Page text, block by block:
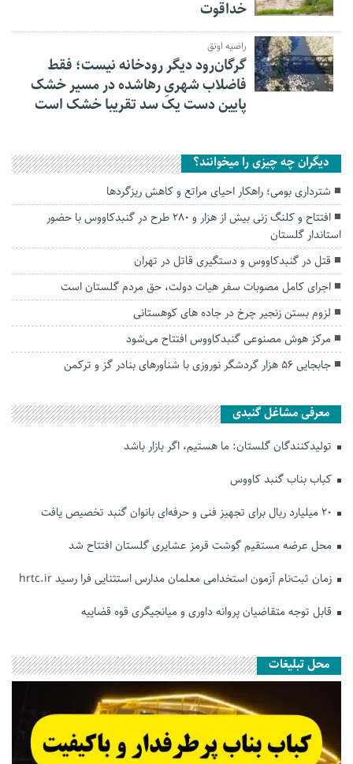
خداقوت
راضیه اونق
گرگان‌رود دیگر رودخانه نیست؛ فقط
فاضلاب شهریِ رهاشده در مسیر خشک
پایین دست یک سد تقریبا خشک است
دیگران چه چیزی را میخوانند؟
شترداری بومی؛ راهکار احیای مراتع و کاهش ریزگردها
افتتاح و کلنگ زنی بیش از هزار و ۲۸۰ طرح در گنبدکاووس با حضور
استاندار گلستان
قتل در گنبدکاووس و دستگیری قاتل در تهران
اجرای کامل مصوبات سفر هیات دولت، حق مردم گلستان است
لزوم بستن زنجیر چرخ در جاده های کوهستانی
مرکز هوش مصنوعی گنبدکاووس افتتاح می‌شود
جابجایی ۵۶ هزار گردشگر نوروزی با شناور‌های بنادر گز و ترکمن
معرفی مشاغل گنبدی
تولیدکنندگان گلستان: ما هستیم، اگر بازار باشد
کباب بناب گنبد کاووس
محل عرضه مستقیم گوشت قرمز عشایری گلستان افتتاح شد
زمان ثبت‌نام آزمون استخدامی معلمان مدارس استثنایی فرا رسید hrtc.ir
قابل توجه متقاضیان پروانه داوری و میانجیگری قوه قضاییه
محل تبلیغات